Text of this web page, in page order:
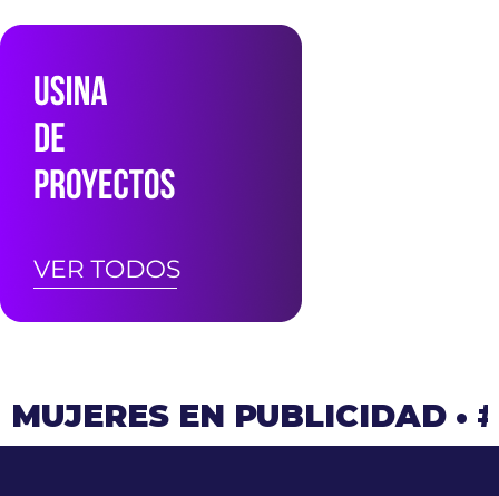
MUJERES EN PUBLICIDAD •